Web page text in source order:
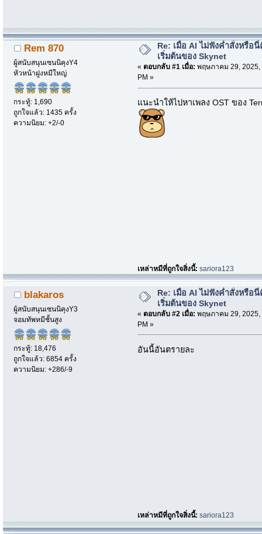
Rem 870
ผู้สนับสนุนเซนนิคุงY4
หัวหน้าฝูงหมีใหญ่
กระทู้: 1,690
ถูกใจแล้ว: 1435 ครั้ง
ความนิยม: +2/-0
Re: เมื่อ AI ไม่ฟังค่ำสั่งหรือ
เริ่มต้นของ Skynet
« ตอบกลับ #1 เมื่อ: พฤษภาคม 29, 2025,
PM »
แนะนำให้ไปหาเพลง OST ของ
เหล่าหมีที่ถูกใจสิ่งนี้:sariora123
blakaros
ผู้สนับสนุนเซนนิคุงY3
จอมทัพหมีชั้นสูง
กระทู้: 18,476
ถูกใจแล้ว: 6854 ครั้ง
ความนิยม: +286/-9
Re: เมื่อ AI ไม่ฟังค่ำสั่งหรือ
เริ่มต้นของ Skynet
« ตอบกลับ #2 เมื่อ: พฤษภาคม 29, 2025,
PM »
อันนี้อันตรายละ
เหล่าหมีที่ถูกใจสิ่งนี้:sariora123